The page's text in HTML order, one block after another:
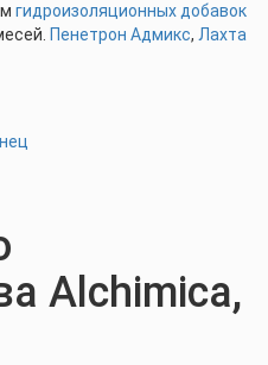
гидроизоляционных добавок
Пенетрон Адмикс, Лахта
Alchimica,